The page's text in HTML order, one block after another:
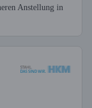
Anstellung in